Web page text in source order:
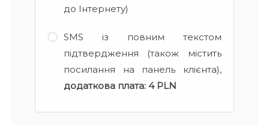
до Інтернету)
SMS із повним текстом
підтвердження (також містить
посилання на панель клієнта),
додаткова плата: 4 PLN